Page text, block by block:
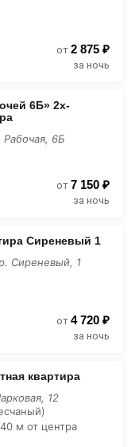
от 2 875 ₽
за ночь
6Б» 2х-
Рабочая, 6Б
от 7 150 ₽
за ночь
Сиреневый 1
Сиреневый, 1
от 4 720 ₽
за ночь
квартира
12
м от центра